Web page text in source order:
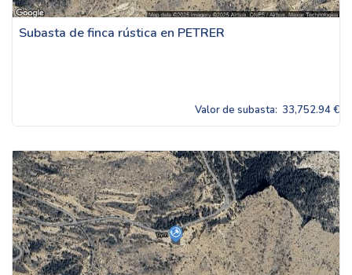
Subasta de finca rústica en PETRER
Valor de subasta: 33,752.94 €